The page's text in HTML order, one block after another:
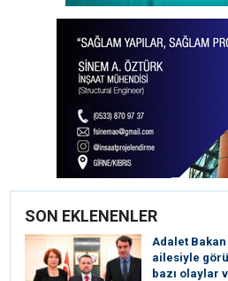
SON EKLENENLER
Adalet
ailesiyle
bazı olaylar